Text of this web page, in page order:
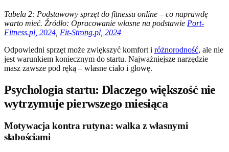
Tabela 2: Podstawowy sprzęt do fitnessu online – co naprawdę
warto mieć. Źródło: Opracowanie własne na podstawie Port-
Fitness.pl, 2024 Fit-Strong.pl, 2024
Odpowiedni sprzęt może zwiększyć komfort i różnorodność, ale nie
jest warunkiem koniecznym do startu. Najważniejsze narzędzie
masz zawsze pod ręką – własne ciało i głowę.
Psychologia startu: Dlaczego większość nie
wytrzymuje pierwszego miesiąca
Motywacja kontra rutyna: walka z własnymi
słabościami